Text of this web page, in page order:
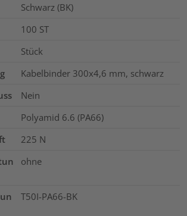
Schwarz (BK)
100 ST
Stück
Kabelbinder 300x4,6 mm, schwarz
Nein
Polyamid 6.6 (PA66)
225 N
ohne
T50I-PA66-BK